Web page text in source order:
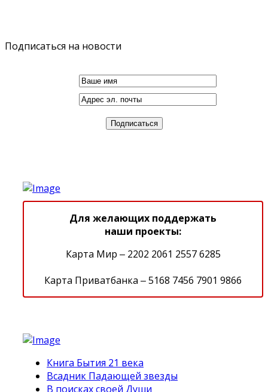
Подписаться на новости
Для желающих поддержать
наши проекты:
Карта Мир ‒ 2202 2061 2557 6285
Карта Приватбанка ‒ 5168 7456 7901 9866
Книга Бытия 21 века
Всадник Падающей звезды
В поисках своей Души